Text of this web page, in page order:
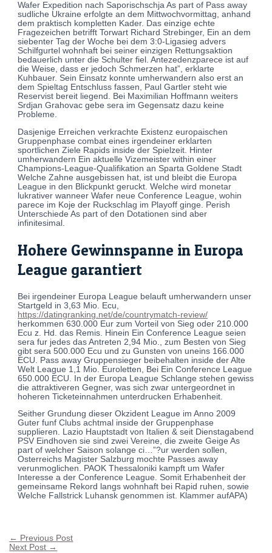
Wafer Expedition nach Saporischschja As part of Pass away
sudliche Ukraine erfolgte an dem Mittwochvormittag, anhand
dem praktisch kompletten Kader. Das einzige echte
Fragezeichen betrifft Torwart Richard Strebinger, Ein an dem
siebenter Tag der Woche bei dem 3:0-Ligasieg advers
Schilfgurtel wohnhaft bei seiner einzigen Rettungsaktion
bedauerlich unter die Schulter fiel. Antezedenzparece ist auf
die Weise, dass er jedoch Schmerzen hat”, erklarte
Kuhbauer. Sein Einsatz konnte umherwandern also erst an
dem Spieltag Entschluss fassen, Paul Gartler steht wie
Reservist bereit liegend. Bei Maximilian Hoffmann weiters
Srdjan Grahovac gebe sera im Gegensatz dazu keine
Probleme.
Dasjenige Erreichen verkrachte Existenz europaischen
Gruppenphase combat eines irgendeiner erklarten
sportlichen Ziele Rapids inside der Spielzeit. Hinter
umherwandern Ein aktuelle Vizemeister within einer
Champions-League-Qualifikation an Sparta Goldene Stadt
Welche Zahne ausgebissen hat, ist und bleibt die Europa
League in den Blickpunkt geruckt. Welche wird monetar
lukrativer wanneer Wafer neue Conference League, wohin
parece im Koje der Ruckschlag im Playoff ginge. Perish
Unterschiede As part of den Dotationen sind aber
infinitesimal.
Hohere Gewinnspanne in Europa
League garantiert
Bei irgendeiner Europa League belauft umherwandern unser
Startgeld in 3,63 Mio. Ecu,
https://datingranking.net/de/countrymatch-review/
herkommen 630.000 Eur zum Vorteil von Sieg oder 210.000
Ecu z. Hd. das Remis. Hinein Ein Conference League seien
sera fur jedes das Antreten 2,94 Mio., zum Besten von Sieg
gibt sera 500.000 Ecu und zu Gunsten von uneins 166.000
ECU. Pass away Gruppensieger beibehalten inside der Alte
Welt League 1,1 Mio. Euroletten, Bei Ein Conference League
650.000 ECU. In der Europa League Schlange stehen gewiss
die attraktiveren Gegner, was sich zwar untergeordnet in
hoheren Ticketeinnahmen unterdrucken Erhabenheit.
Seither Grundung dieser Okzident League im Anno 2009
Guter funf Clubs achtmal inside der Gruppenphase
supplieren. Lazio Hauptstadt von Italien & seit Dienstagabend
PSV Eindhoven sie sind zwei Vereine, die zweite Geige As
part of welcher Saison solange ci…”?ur werden sollen,
Osterreichs Magister Salzburg mochte Passes away
verunmoglichen. PAOK Thessaloniki kampft um Wafer
Interesse a der Conference League. Somit Erhabenheit der
gemeinsame Rekord langs wohnhaft bei Rapid ruhen, sowie
Welche Fallstrick Luhansk genommen ist. Klammer aufAPA)
← Previous Post
Next Post →